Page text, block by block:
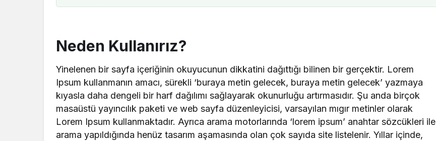
Neden Kullanırız?
Yinelenen bir sayfa içeriğinin okuyucunun dikkatini dağıttığı bilinen bir gerçektir. Lorem
Ipsum kullanmanın amacı, sürekli ‘buraya metin gelecek, buraya metin gelecek’ yazmaya
kıyasla daha dengeli bir harf dağılımı sağlayarak okunurluğu artırmasıdır. Şu anda birçok
masaüstü yayıncılık paketi ve web sayfa düzenleyicisi, varsayılan mıgır metinler olarak
Lorem Ipsum kullanmaktadır. Ayrıca arama motorlarında ‘lorem ipsum’ anahtar sözcükleri ile
arama yapıldığında henüz tasarım aşamasında olan çok sayıda site listelenir. Yıllar içinde,